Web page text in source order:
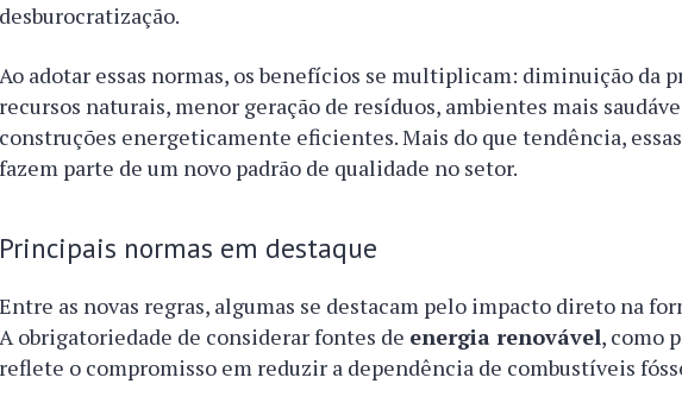
desburocratização.
Ao adotar essas normas, os benefícios se multiplicam: diminuição da
recursos naturais, menor geração de resíduos, ambientes mais
construções energeticamente eficientes. Mais do que tendência,
fazem parte de um novo padrão de qualidade no setor.
Principais normas em destaque
Entre as novas regras, algumas se destacam pelo impacto direto na
A obrigatoriedade de considerar fontes de energia renovável, como
reflete o compromisso em reduzir a dependência de combustíveis